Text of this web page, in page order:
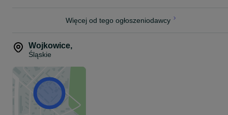
Więcej od tego ogłoszeniodawcy
Wojkowice,
Śląskie